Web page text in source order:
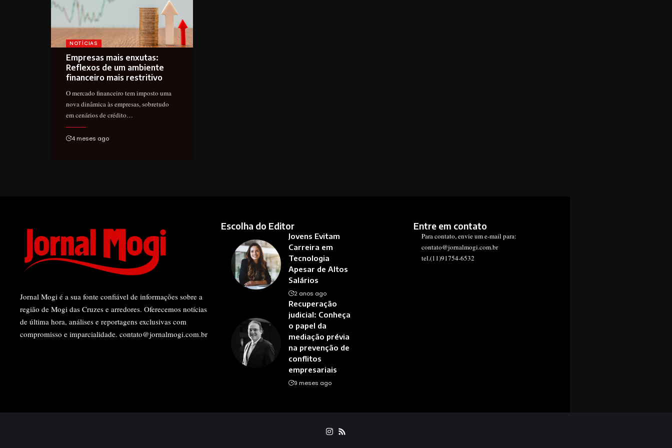
NOTÍCIAS
Empresas mais enxutas:
Reflexos de um ambiente
financeiro mais restritivo
O mercado financeiro tem imposto uma
nova dinâmica às empresas, sobretudo
em cenários de crédito…
4 meses ago
Jornal Mogi é a sua fonte confiável de informações sobre a
região de Mogi das Cruzes e arredores. Oferecemos notícias
de última hora, análises e reportagens exclusivas com
compromisso e imparcialidade. contato@jornalmogi.com.br
Escolha do Editor
Jovens Evitam
Carreira em
Tecnologia
Apesar de Altos
Salários
2 anos ago
Recuperação
judicial: Conheça
o papel da
mediação prévia
na prevenção de
conflitos
empresariais
9 meses ago
Entre em contato
Para contato, envie um e-mail para:
contato@jornalmogi.com.br
tel.(11)91754-6532